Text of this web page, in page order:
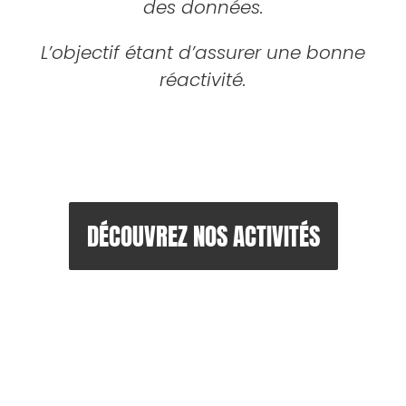
des données.
L’objectif étant d’assurer une bonne
réactivité.
DÉCOUVREZ NOS ACTIVITÉS